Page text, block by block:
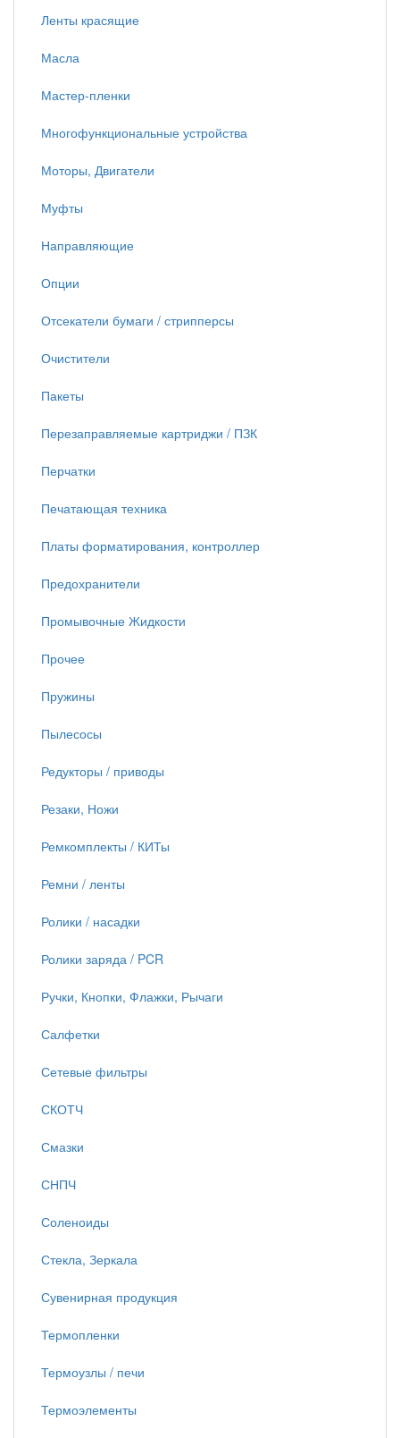
Ленты красящие
Масла
Мастер-пленки
Многофункциональные устройства
Моторы, Двигатели
Муфты
Направляющие
Опции
Отсекатели бумаги / стрипперсы
Очистители
Пакеты
Перезаправляемые картриджи / ПЗК
Перчатки
Печатающая техника
Платы форматирования, контроллер
Предохранители
Промывочные Жидкости
Прочее
Пружины
Пылесосы
Редукторы / приводы
Резаки, Ножи
Ремкомплекты / КИТы
Ремни / ленты
Ролики / насадки
Ролики заряда / PCR
Ручки, Кнопки, Флажки, Рычаги
Салфетки
Сетевые фильтры
СКОТЧ
Смазки
СНПЧ
Соленоиды
Стекла, Зеркала
Сувенирная продукция
Термопленки
Термоузлы / печи
Термоэлементы